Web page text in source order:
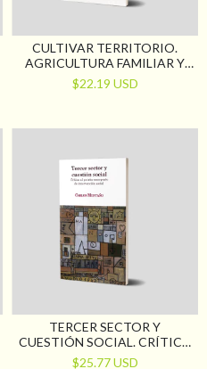
CULTIVAR TERRITORIO.
AGRICULTURA FAMILIAR Y
POLÍTICA PÚBLICA EN EL
CONURBANO BONAERENSE
$22.19 USD
TERCER SECTOR Y
CUESTIÓN SOCIAL. CRÍTICA
AL PATRÓN EMERGENTE DE
$25.77 USD